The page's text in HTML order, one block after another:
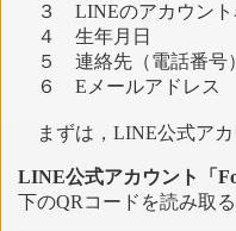
３ LINEのアカウント
４ 生年月日
５ 連絡先（電話番号）
６ Eメールアドレス
まずは，LINE公式アカ
LINE公式アカウント「
下のQRコードを読み取